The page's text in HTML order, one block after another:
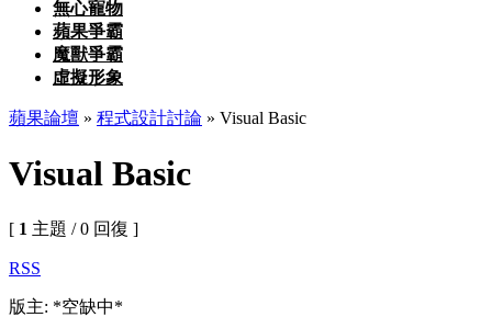
無心寵物
蘋果爭霸
魔獸爭霸
虛擬形象
蘋果論壇 » 程式設計討論 » Visual Basic
Visual Basic
[ 1 主題 / 0 回復 ]
RSS
版主: *空缺中*